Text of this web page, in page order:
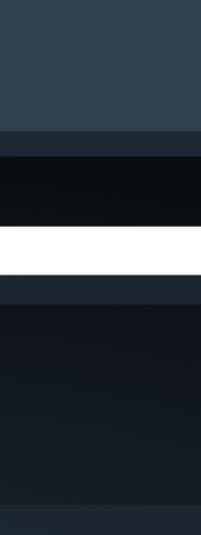
të jetë një qytet i vogël që